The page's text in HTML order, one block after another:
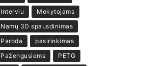
Interviu
Mokytojams
Namų 3D spausdinimas
Paroda
pasirinkimas
Pažengusiems
PETG